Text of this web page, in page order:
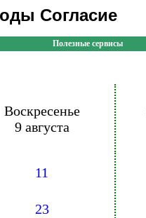
Согласие
Полезные сервисы
Воскресенье
9 августа
11
23